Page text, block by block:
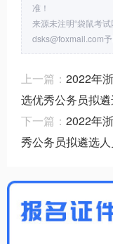
准！
来源未注明“袋鼠考
dsks@foxmail.com予
上一篇： 2022年
选优秀公务员拟
下一篇： 2022年
秀公务员拟遴选